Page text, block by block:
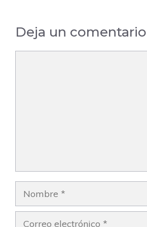
Deja un comentario
Nombre
Correo